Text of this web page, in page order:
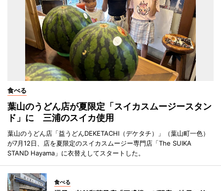
食べる
葉山のうどん店が夏限定「スイカスムージースタン
ド」に 三浦のスイカ使用
葉山のうどん店「益うどんDEKETACHI（デケタチ）」（葉山町一色）
が7月12日、店を夏限定のスイカスムージー専門店「The SUIKA
STAND Hayama」に衣替えしてスタートした。
食べる